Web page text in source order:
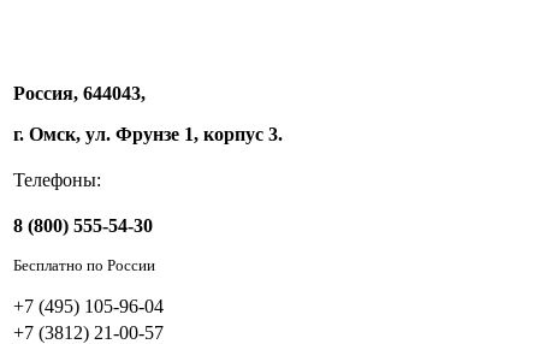
Россия, 644043,
г. Омск, ул. Фрунзе 1, корпус 3.
Телефоны:
8 (800) 555-54-30
Бесплатно по России
+7 (495) 105-96-04
+7 (3812) 21-00-57